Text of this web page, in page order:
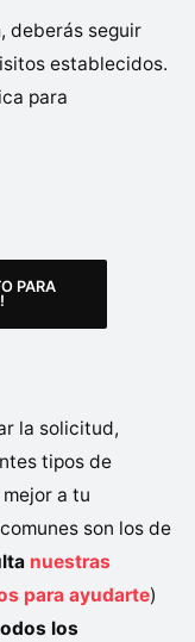
, deberás seguir
establecidos.
para
PARA
la solicitud,
tipos de
a tu
son los de
nuestras
para ayudarte)
los